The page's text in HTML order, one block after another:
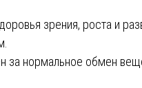
зрения, роста и
за нормальное обмен